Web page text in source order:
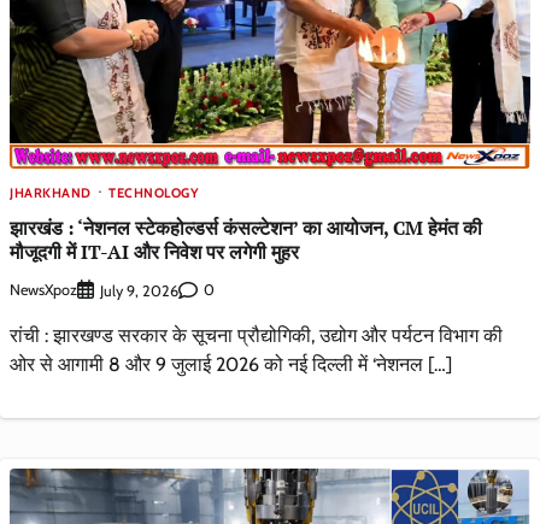
JHARKHAND TECHNOLOGY
झारखंड : ‘नेशनल स्टेकहोल्डर्स कंसल्टेशन’ का आयोजन, CM हेमंत की
मौजूदगी में IT-AI और निवेश पर लगेगी मुहर
NewsXpoz July 9, 2026 0
रांची : झारखण्ड सरकार के सूचना प्रौद्योगिकी, उद्योग और पर्यटन विभाग की
ओर से आगामी 8 और 9 जुलाई 2026 को नई दिल्ली में ‘नेशनल […]